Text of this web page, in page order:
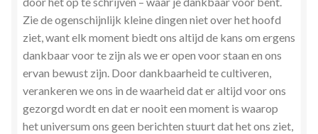
Zie de ogenschijnlijk kleine dingen niet over het hoofd
ziet, want elk moment biedt ons altijd de kans om ergens
dankbaar voor te zijn als we er open voor staan en ons
ervan bewust zijn. Door dankbaarheid te cultiveren,
verankeren we ons in de waarheid dat er altijd voor ons
gezorgd wordt en dat er nooit een moment is waarop
het universum ons geen berichten stuurt dat het ons ziet,